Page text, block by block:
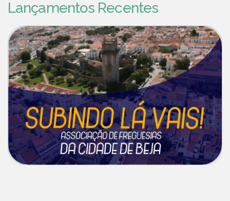
Lançamentos Recentes